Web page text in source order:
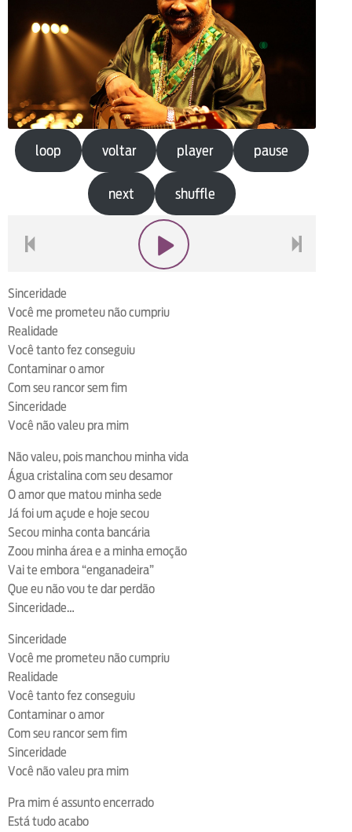
loop voltar player pause
next shuffle
Sinceridade
Você me prometeu não cumpriu
Realidade
Você tanto fez conseguiu
Contaminar o amor
Com seu rancor sem fim
Sinceridade
Você não valeu pra mim
Não valeu, pois manchou minha vida
Água cristalina com seu desamor
O amor que matou minha sede
Já foi um açude e hoje secou
Secou minha conta bancária
Zoou minha área e a minha emoção
Vai te embora “enganadeira”
Que eu não vou te dar perdão
Sinceridade…
Sinceridade
Você me prometeu não cumpriu
Realidade
Você tanto fez conseguiu
Contaminar o amor
Com seu rancor sem fim
Sinceridade
Você não valeu pra mim
Pra mim é assunto encerrado
Está tudo acabo